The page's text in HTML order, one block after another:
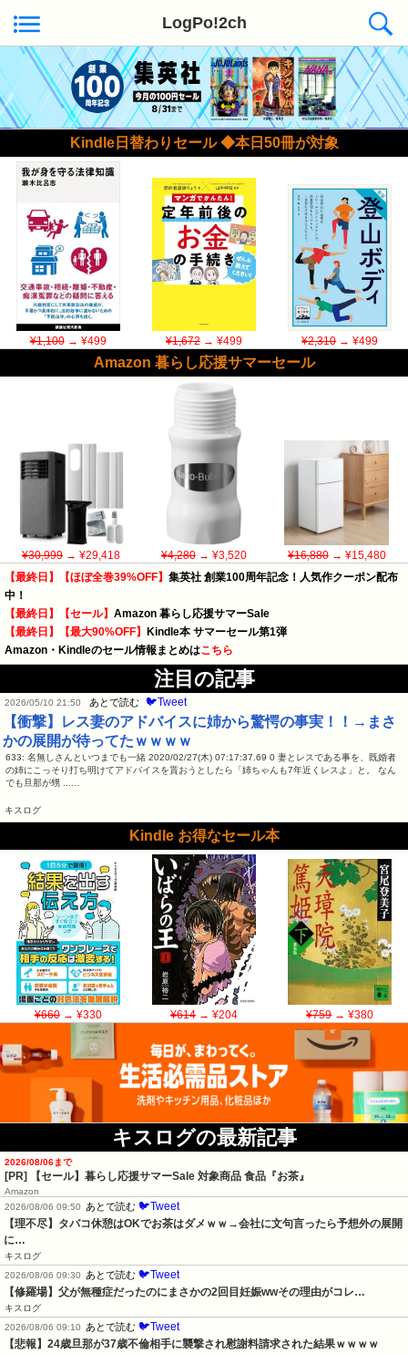
LogPo!2ch
Kindle日替わりセール ◆本日50冊が対象
¥1,100→ ¥499 ¥1,672→ ¥499 ¥2,310→ ¥499
Amazon 暮らし応援サマーセール
¥30,999→ ¥29,418 ¥4,280→ ¥3,520 ¥16,880→ ¥15,480
【最終日】【ほぼ全巻39%OFF】 集英社 創業100周年記念！人気作クーポン配布
中！
【最終日】【セール】 Amazon 暮らし応援サマーSale
【最終日】【最大90%OFF】 Kindle本 サマーセール第1弾
Amazon・Kindleのセール情報まとめはこちら
注目の記事
2026/05/10 21:50 あとで読む 🐦Tweet
【衝撃】レス妻のアドバイスに姉から驚愕の事実！！→まさ
かの展開が待ってたｗｗｗｗ
633: 名無しさんといつまでも一緒 2020/02/27(木) 07:17:37.69 0 妻とレスである事を、既婚者
の姉にこっそり打ち明けてアドバイスを貰おうとしたら「姉ちゃんも7年近くレスよ」と。 なん
でも旦那が甥 ...…
キスログ
Kindle お得なセール本
¥660→ ¥330 ¥614→ ¥204 ¥759→ ¥380
キスログの最新記事
2026/08/06まで
[PR] 【セール】暮らし応援サマーSale 対象商品 食品『お茶』
Amazon
2026/08/06 09:50
あとで読む 🐦Tweet
【理不尽】タバコ休憩はOKでお茶はダメｗｗ→会社に文句言ったら予想外の展開
に…
キスログ
2026/08/06 09:30
あとで読む 🐦Tweet
【修羅場】父が無種症だったのにまさかの2回目妊娠wwその理由がコレ…
キスログ
2026/08/06 09:10
あとで読む 🐦Tweet
【悲報】24歳旦那が37歳不倫相手に襲撃され慰謝料請求された結果ｗｗｗｗ